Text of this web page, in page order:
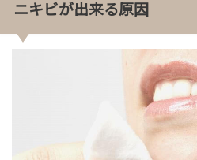
ニキビが出来る原因